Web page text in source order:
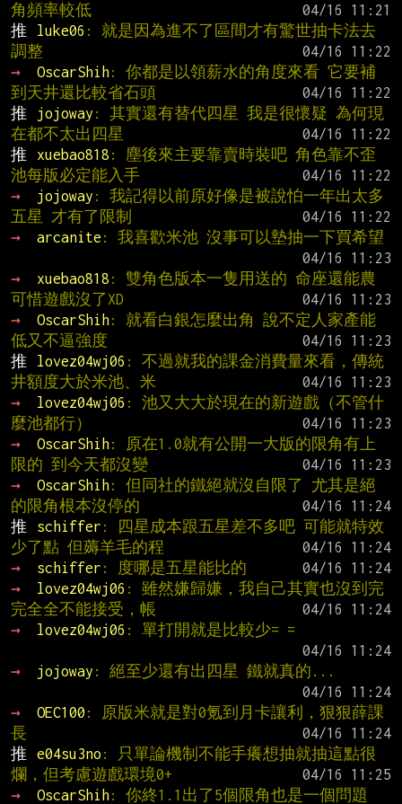
角頻率較低
推
luke06 : 就是因為進不了區間才有驚世抽卡法去
調整
→
OscarShih: 你都是以領薪水的角度來看 它要補
到天井還比較省石頭
推
jojoway : 其實還有替代四星 我是很懷疑 為何現
在都不太出四星
推
xuebao818 : 塵後來主要靠賣時裝吧 角色靠不歪
池每版必定能入手
→
jojoway : 我記得以前原好像是被說怕一年出太多
五星 才有了限制
→
arcanite : 我喜歡米池 沒事可以墊抽一下買希望
→
xuebao818 : 雙角色版本一隻用送的 命座還能農
可惜遊戲沒了XD
→
OscarShih: 就看白銀怎麼出角 說不定人家產能
低又不逼強度
推
lovez04wj06 : 不過就我的課金消費量來看，傳統
井額度大於米池、米
→
lovez04wj06 : 池又大大於現在的新遊戲（不管什
麼池都行）
→
OscarShih: 原在1.0就有公開一大版的限角有上
限的 到今天都沒變
→
OscarShih: 但同社的鐵絕就沒自限了 尤其是絕
的限角根本沒停的
推
schiffer : 四星成本跟五星差不多吧 可能就特效
少了點 但薅羊毛的程
→
schiffer : 度哪是五星能比的
→
lovez04wj06 : 雖然嫌歸嫌，我自己其實也沒到完
完全全不能接受，帳
→
lovez04wj06 : 單打開就是比較少= =
→
jojoway : 絕至少還有出四星 鐵就真的...
→
OEC100 : 原版米就是對0氪到月卡讓利，狠狠薛課
長
推
e04su3no : 只單論機制不能手癢想抽就抽這點很
爛，但考慮遊戲環境0+
→
OscarShih: 你終1.1出了5個限角也是一個問題